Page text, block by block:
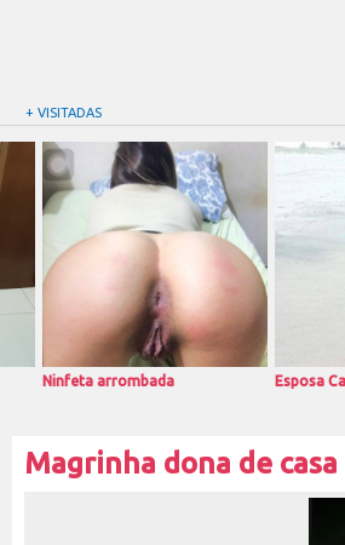
+ VISITADAS
Ninfeta arrombada Esposa
Magrinha dona de casa